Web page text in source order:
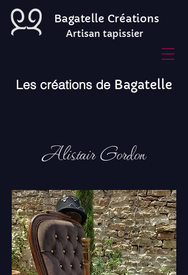
Bagatelle Créations
Artisan tapissier
Les créations de Bagatelle
Alistair Gordon